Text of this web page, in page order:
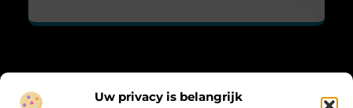
Uw privacy is belangrijk
“Fris, sprankelend en vol leven.”